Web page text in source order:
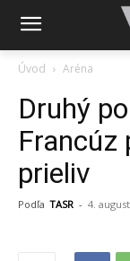
Úvod Aréna
Druhý
Francúz
prieliv
Podľa TASR - 4.